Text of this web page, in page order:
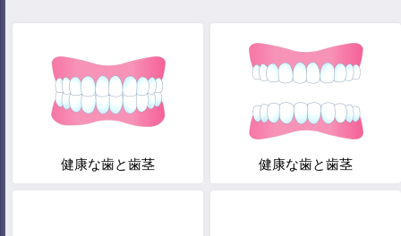
健康な歯と歯茎 健康な歯と歯茎